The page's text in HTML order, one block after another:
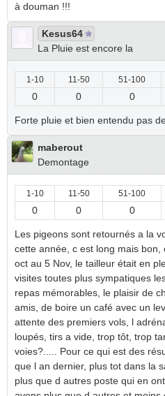
à douman !!!
Kesus64
La Pluie est encore la
1-10 11-50 51-100
0 0 0
Forte pluie et bien entendu pas
maberout
Demontage
1-10 11-50 51-100
0 0 0
Les pigeons sont retournés a la
cette année, c est long mais bon,
oct au 5 Nov, le tailleur était en
visites toutes plus sympatiques
repas mémorables, le plaisir de
amis, de boire un café avec un
attente des premiers vols, l
loupés, tirs a vide, trop tôt, trop
voies?..... Pour ce qui est des
que l an dernier, plus tot dans la
plus que d autres poste qui en